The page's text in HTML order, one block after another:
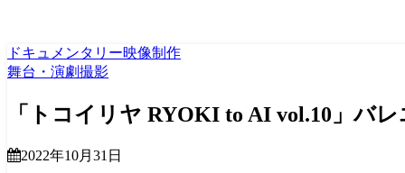
ドキュメンタリー映像制作
舞台・演劇撮影
「トコイリヤ RYOKI to AI vol.10」バ
2022年10月31日